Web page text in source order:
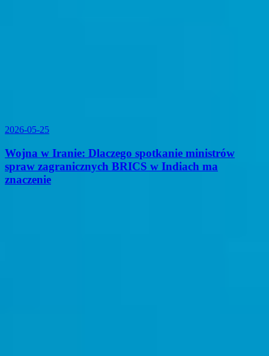
2026-05-25
Wojna w Iranie: Dlaczego spotkanie ministrów
spraw zagranicznych BRICS w Indiach ma
znaczenie